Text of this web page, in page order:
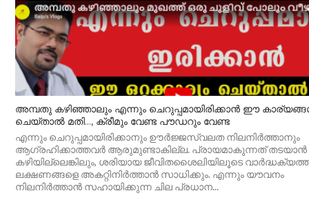
അമ്പതു കഴിഞ്ഞാലും എന്നും ചെറുപ്പമായിരിക്കാൻ ഈ
ചെയ്‌താൽ മതി…, ക്രീമും വേണ്ട പൗഡറും വേണ്ട
എന്നും ചെറുപ്പമായിരിക്കാനും ഊർജ്ജസ്വലത നിലനിർത്താനും
ആഗ്രഹിക്കാത്തവർ ആരുമുണ്ടാകില്ല. പ്രായമാകുന്നത് തടയാൻ
കഴിയില്ലെങ്കിലും, ശരിയായ ജീവിതശൈലിയിലൂടെ
ലക്ഷണങ്ങളെ അകറ്റിനിർത്താൻ സാധിക്കും. എന്നും യൗവനം
നിലനിർത്താൻ സഹായിക്കുന്ന ചില പ്രധാന...